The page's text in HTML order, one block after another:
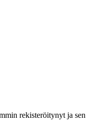
rekisteröitynyt ja sen